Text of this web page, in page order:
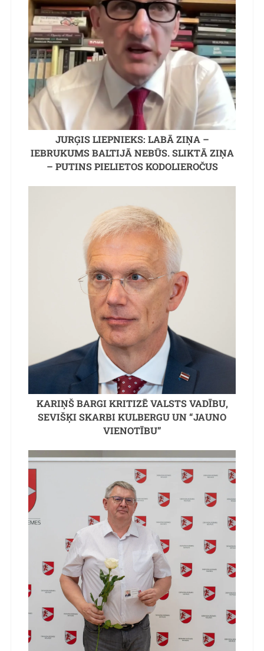
JURĢIS LIEPNIEKS: LABĀ ZIŅA –
IEBRUKUMS BALTIJĀ NEBŪS. SLIKTĀ ZIŅA
– PUTINS PIELIETOS KODOLIEROČUS
KARIŅŠ BARGI KRITIZĒ VALSTS VADĪBU,
SEVIŠĶI SKARBI KULBERGU UN “JAUNO
VIENOTĪBU”